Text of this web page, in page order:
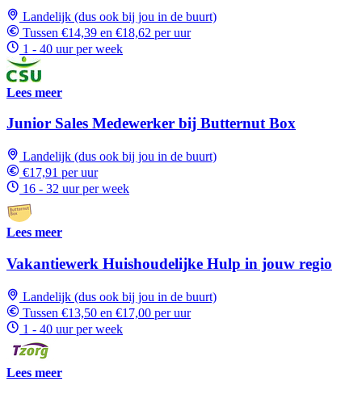
Landelijk (dus ook bij jou in de buurt)
Tussen €14,39 en €18,62 per uur
1 - 40 uur per week
Lees meer
Junior Sales Medewerker bij Butternut Box
Landelijk (dus ook bij jou in de buurt)
€17,91 per uur
16 - 32 uur per week
Lees meer
Vakantiewerk Huishoudelijke Hulp in jouw regio
Landelijk (dus ook bij jou in de buurt)
Tussen €13,50 en €17,00 per uur
1 - 40 uur per week
Lees meer